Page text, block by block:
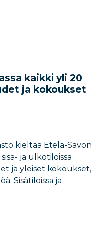
kaikki yli 20
ja kokoukset
kieltää Etelä-Savon
ja ulkotiloissa
ja yleiset kokoukset,
Sisätiloissa ja